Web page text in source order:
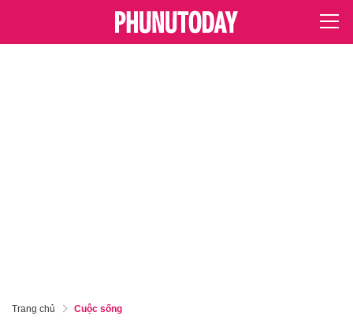
Trang chủ Cuộc sống